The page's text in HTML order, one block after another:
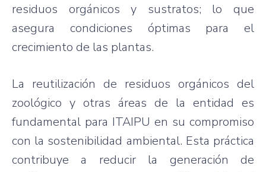
residuos orgánicos y sustratos; lo que
asegura condiciones óptimas para el
crecimiento de las plantas.
La reutilización de residuos orgánicos del
zoológico y otras áreas de la entidad es
fundamental para ITAIPU en su compromiso
con la sostenibilidad ambiental. Esta práctica
contribuye a reducir la generación de